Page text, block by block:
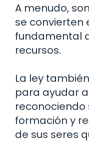
A menudo,
se convierten
fundamental
recursos.
La ley
para ayudar
reconociendo
formación y
de sus seres